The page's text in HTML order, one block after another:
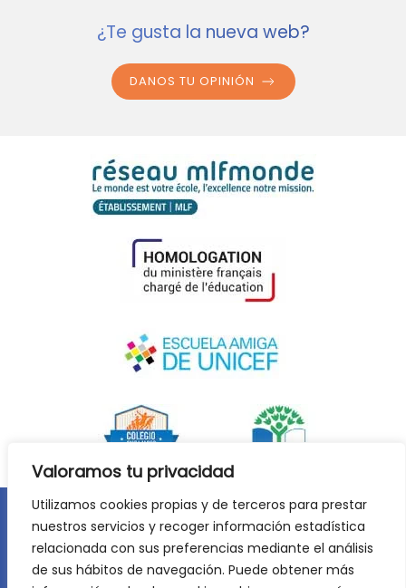
Valoramos tu privacidad
Utilizamos cookies propias y de terceros para prestar
nuestros servicios y recoger información estadística
relacionada con sus preferencias mediante el análisis
de sus hábitos de navegación. Puede obtener más
¿Te gusta la nueva web?
DANOS TU OPINIÓN
Aviso legal
Política de privacidad
Política de cookies